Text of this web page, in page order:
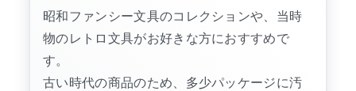
昭和ファンシー文具のコレクションや、当時
物のレトロ文具がお好きな方におすすめで
す。
古い時代の商品のため、多少パッケージに汚